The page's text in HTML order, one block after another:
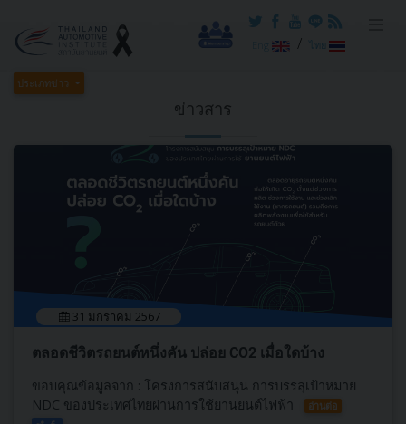
/ ไทย
ประเภทข่าว
ข่าวสาร
31 มกราคม 2567
ตลอดชีวิตรถยนต์หนึ่งคัน ปล่อย CO2 เมื่อใดบ้าง
ขอบคุณข้อมูลจาก : โครงการสนับสนุน การบรรลุเป้าหมาย
NDC ของประเทศไทยผ่านการใช้ยานยนต์ไฟฟ้า
อ่านต่อ